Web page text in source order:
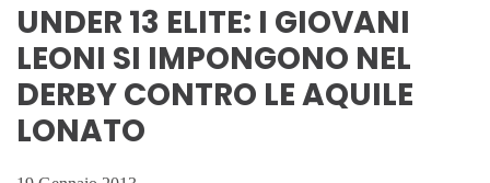
UNDER 13 ELITE: I GIOVANI
LEONI SI IMPONGONO NEL
DERBY CONTRO LE AQUILE
LONATO